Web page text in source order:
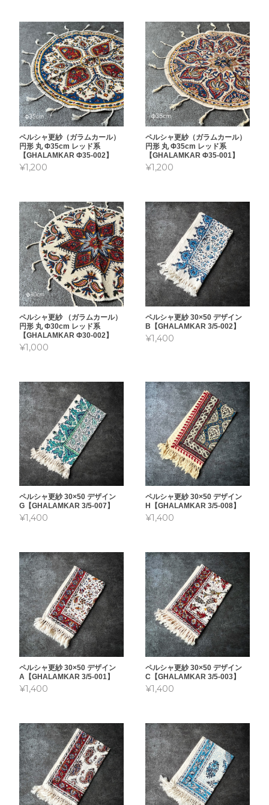
ペルシャ更紗（ガラムカール）
円形 丸 Φ35cm レッド系
【GHALAMKAR Φ35-002】
¥1,200
ペルシャ更紗（ガラムカール）
円形 丸 Φ35cm レッド系
【GHALAMKAR Φ35-001】
¥1,200
ペルシャ更紗 （ガラムカール）
円形 丸 Φ30cm レッド系
【GHALAMKAR Φ30-002】
¥1,000
ペルシャ更紗 30×50 デザイン
B【GHALAMKAR 3/5-002】
¥1,400
ペルシャ更紗 30×50 デザイン
G【GHALAMKAR 3/5-007】
¥1,400
ペルシャ更紗 30×50 デザイン
H【GHALAMKAR 3/5-008】
¥1,400
ペルシャ更紗 30×50 デザイン
A【GHALAMKAR 3/5-001】
¥1,400
ペルシャ更紗 30×50 デザイン
C【GHALAMKAR 3/5-003】
¥1,400